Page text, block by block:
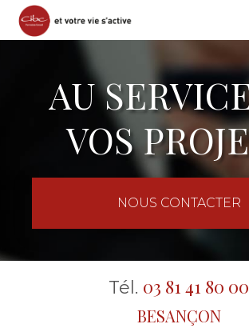
AU
VOS
NOUS CONTACTER
Tél. 03 81 41 80 00
BESANÇON